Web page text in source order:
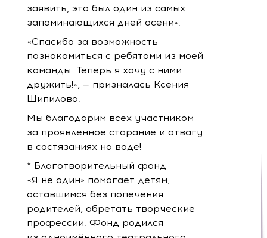
заявить, это был один из самых
запоминающихся дней осени».
«Спасибо за возможность
познакомиться с ребятами из моей
команды. Теперь я хочу с ними
дружить!», — призналась Ксения
Шипилова.
Мы благодарим всех участником
за проявленное старание и отвагу
в состязаниях на воде!
* Благотворительный фонд
«Я не один» помогает детям,
оставшимся без попечения
родителей, обретать творческие
профессии. Фонд родился